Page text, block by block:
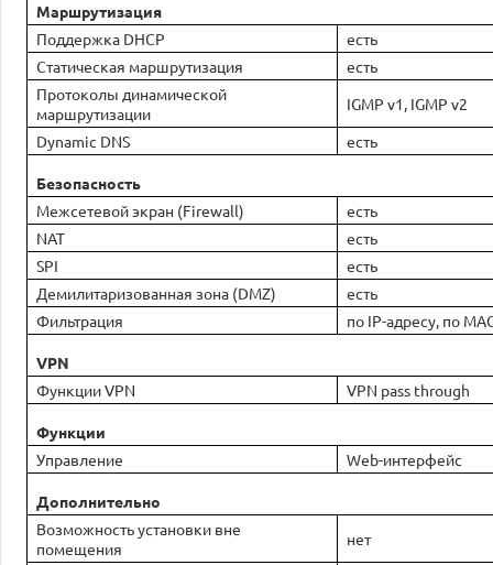
Маршрутизация
Поддержка DHCP
есть
Статическая маршрутизация
есть
Протоколы динамической
маршрутизации
IGMP v1, IGMP v2
Dynamic DNS
есть
Безопасность
Межсетевой экран (Firewall)
есть
NAT
есть
SPI
есть
Демилитаризованная зона (DMZ)
есть
Фильтрация
по IP-адресу, по
VPN
Функции VPN
VPN pass through
Функции
Управление
Web-интерфейс
Дополнительно
Возможность установки вне
помещения
нет